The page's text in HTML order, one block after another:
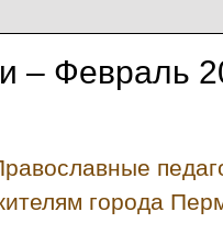
– Февраль
города